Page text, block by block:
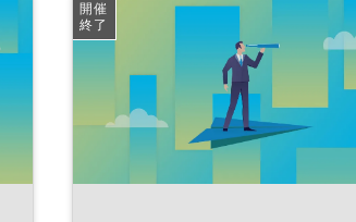
開催
終了